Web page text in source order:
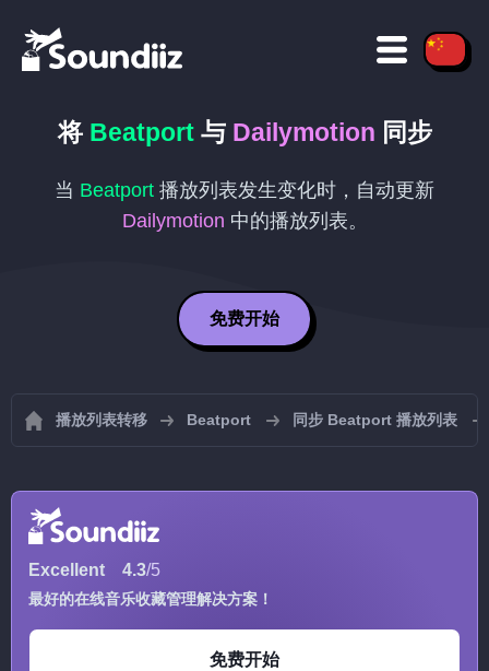
将 Beatport与 Dailymotion 同步
当 Beatport 播放列表发生变化时，自动更新
Dailymotion 中的播放列表。
免费开始
播放列表转移 Beatport 同步 Beatport 播放列表
Excellent 4.3/5
最好的在线音乐收藏管理解决方案！
免费开始